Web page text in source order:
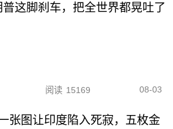
这脚刹车，把全世界都晃吐了
阅读 15169 08-03
张图让印度陷入死寂，五枚金